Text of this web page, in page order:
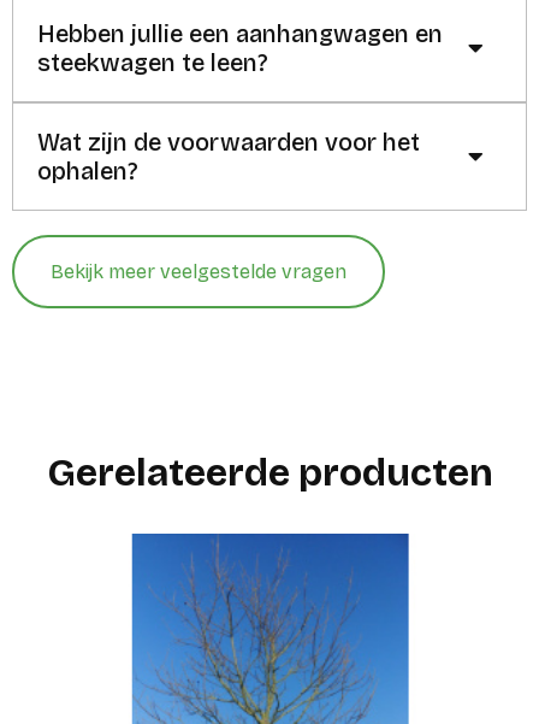
Hebben jullie een aanhangwagen en
steekwagen te leen?
Wat zijn de voorwaarden voor het
ophalen?
Bekijk meer veelgestelde vragen
Gerelateerde producten